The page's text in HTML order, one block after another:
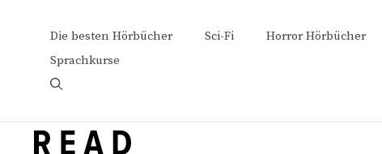
springen
Die besten Hörbücher Sci-Fi Horror Hörbücher
Sprachkurse